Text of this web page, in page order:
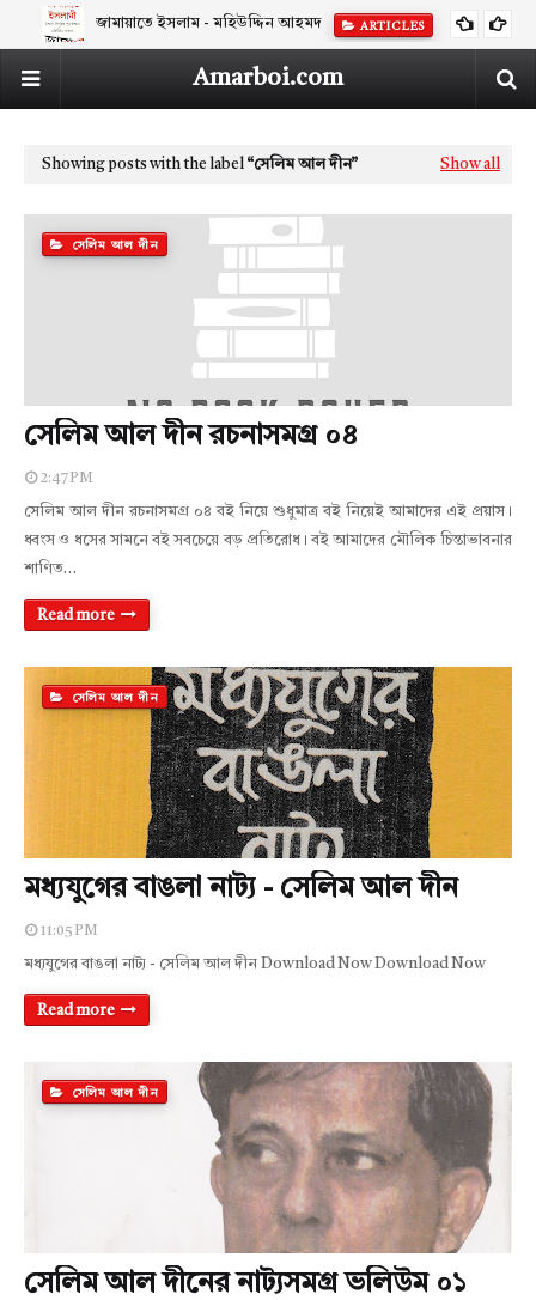
জামায়াতে ইসলাম - মহিউদ্দিন আহমদ ARTICLES
Amarboi.com
Showing posts with the label সেলিম আল দীন Show all
সেলিম আল দীন
সেলিম আল দীন রচনাসমগ্র ০৪
2:47 PM
সেলিম আল দীন রচনাসমগ্র ০৪ বই নিয়ে শুধুমাত্র বই নিয়েই আমাদের এই প্রয়াস।
ধ্বংস ও ধসের সামনে বই সবচেয়ে বড় প্রতিরোধ। বই আমাদের মৌলিক চিন্তাভাবনার
শাণিত…
Read more
সেলিম আল দীন
মধ্যযুগের বাঙলা নাট্য - সেলিম আল দীন
11:05 PM
মধ্যযুগের বাঙলা নাট্য - সেলিম আল দীন Download Now Download Now
Read more
সেলিম আল দীন
সেলিম আল দীনের নাট্যসমগ্র ভলিউম ০১